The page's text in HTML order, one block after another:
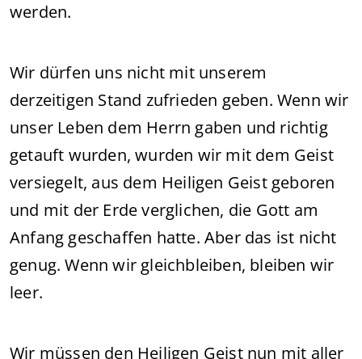
werden.
Wir dürfen uns nicht mit unserem
derzeitigen Stand zufrieden geben. Wenn wir
unser Leben dem Herrn gaben und richtig
getauft wurden, wurden wir mit dem Geist
versiegelt, aus dem Heiligen Geist geboren
und mit der Erde verglichen, die Gott am
Anfang geschaffen hatte. Aber das ist nicht
genug. Wenn wir gleichbleiben, bleiben wir
leer.
Wir müssen den Heiligen Geist nun mit aller